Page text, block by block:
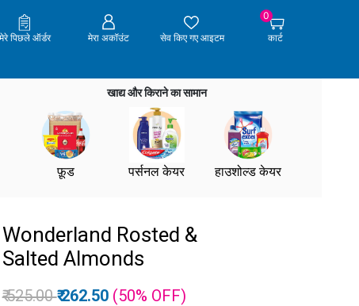
मेरे पिछले ऑर्डर मेरा अकॉउंट सेव किए गए आइटम
0
कार्ट
खाद्य और किराने का सामान
फ़ूड पर्सनल केयर हाउशोल्ड केयर
Wonderland Rosted &
Salted Almonds
Price reduced from
₹ 525.00to
₹ 262.50 (50% OFF)